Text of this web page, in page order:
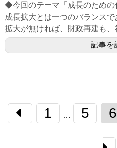
◆今回のテーマ「成長のための
成長拡大とは一つのバランス
拡大が無ければ、財政再建も、
記事を
1 … 5 6